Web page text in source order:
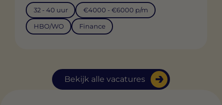
Bekijk alle vacatures
32 - 40 uur €4000 - €6000 p/m
HBO/WO Finance